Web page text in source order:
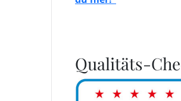
Qualitäts-